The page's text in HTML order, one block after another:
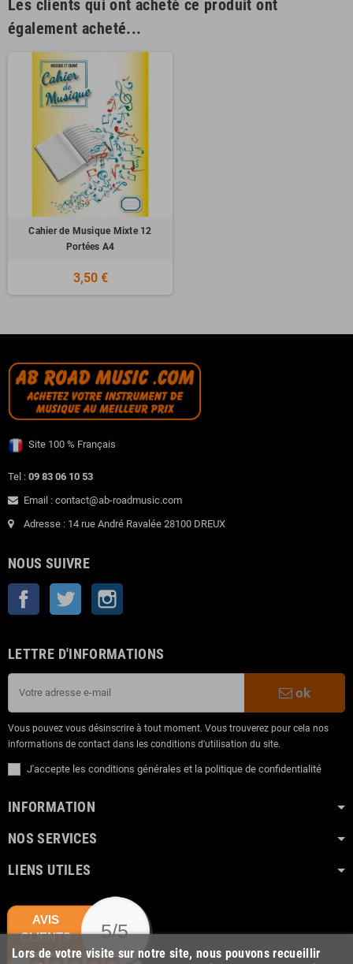
Les clients qui ont acheté ce produit ont
également acheté...
Cahier de Musique Mixte 12
Portées A4
3,50 €
Site 100 % Français
Tel : 09 83 06 10 53
Email : contact@ab-roadmusic.com
Adresse : 14 rue André Ravalée 28100 DREUX
NOUS SUIVRE
Facebook Twitter
LETTRE D'INFORMATIONS
ok
Vous pouvez vous désinscrire à tout moment. Vous trouverez pour cela nos
informations de contact dans les conditions d'utilisation du site.
J'accepte les conditions générales et la politique de confidentialité
INFORMATION
NOS SERVICES
LIENS UTILES
Lors de votre visite sur notre site, nous pouvons recueillir
AVIS
CLIENTS
5/5